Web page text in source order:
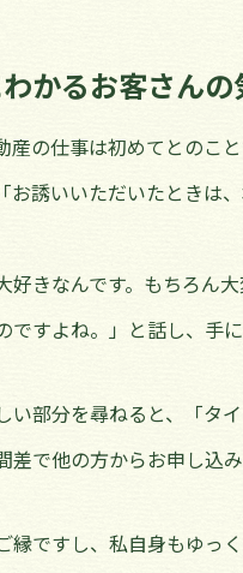
かるお客さん
産の仕事は初めてとのこ
お誘いいただいたときは
好きなんです。もちろん
ですよね。」と話し、手
い部分を尋ねると、「タ
差で他の方からお申し込
縁ですし、私自身もゆっ